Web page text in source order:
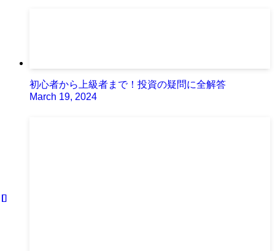
初心者から上級者まで！投資の疑問に全解答
March 19, 2024